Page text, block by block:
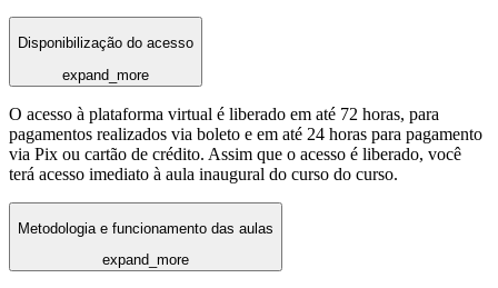
Disponibilização do acesso
expand_more
O acesso à plataforma virtual é liberado em até 72 horas, para
pagamentos realizados via boleto e em até 24 horas para pagamento
via Pix ou cartão de crédito. Assim que o acesso é liberado, você
terá acesso imediato à aula inaugural do curso do curso.
Metodologia e funcionamento das aulas
expand_more